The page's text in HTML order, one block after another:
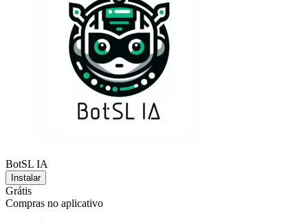
BotSL IA
Instalar
Grátis
Compras no aplicativo